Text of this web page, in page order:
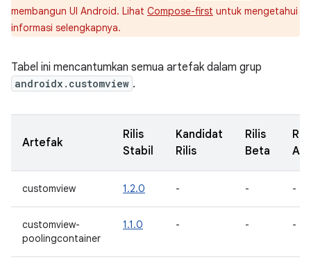
membangun UI Android. Lihat Compose-first untuk mengetahui
informasi selengkapnya.
Tabel ini mencantumkan semua artefak dalam grup
androidx.customview .
Artefak
Rilis
Stabil
Kandidat
Rilis
Rilis
Beta
customview 1.2.0 - - -
customview-
poolingcontainer
1.1.0 - - -